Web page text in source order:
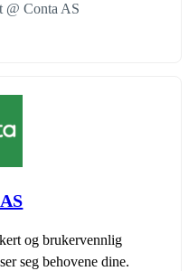
@ Conta AS
og brukervennlig
seg behovene dine.